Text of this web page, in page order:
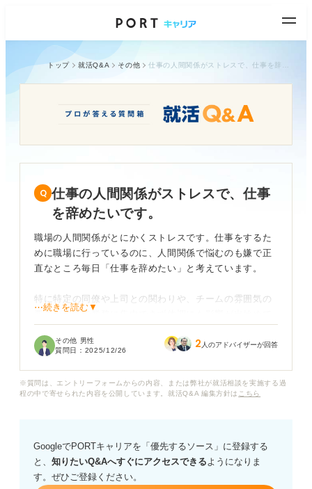
トップ 就活Q&A その他
仕事の人間関係がストレスで、仕事
を辞めたいです。
職場の人間関係がとにかくストレスです。仕事をするた
めに職場に行っているのに、人間関係で悩むのも嫌で正
直なところ毎日「仕事を辞めたい」と考えています。
特に特定の同僚や上司との関わりや、チームの雰囲気の
悪さが原因で業務に集中できず体調にも影響が出始めて
れとも自分が我慢すべきなのか迷いすぐに転職して良い
キャリアコンサルタントの方に伺いたいのですが、仕事
また転職を決断した場合次の職場で人間関係の悩みを避
けるための企業の見極め方や、面接で退職理由を正直か
つポジティブに伝える方法についてもアドバイスをお願
⋯続きを読む▼
その他 男性
質問日： 2025/12/26 2 人のアドバイザーが回答
※質問は、エントリーフォームからの内容、または弊社が就活相談を実施する過
程の中で寄せられた内容を公開しています。就活Q&A 編集方針は こちら
GoogleでPORTキャリアを「優先するソース」に登録する
と、 知りたいQ&Aへすぐにアクセスできるようになりま
す。ぜひご登録ください。